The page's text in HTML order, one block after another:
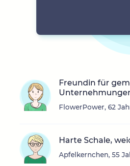
Freundin für
FlowerPower, 62
Harte Schale,
Apfelkernchen, 55